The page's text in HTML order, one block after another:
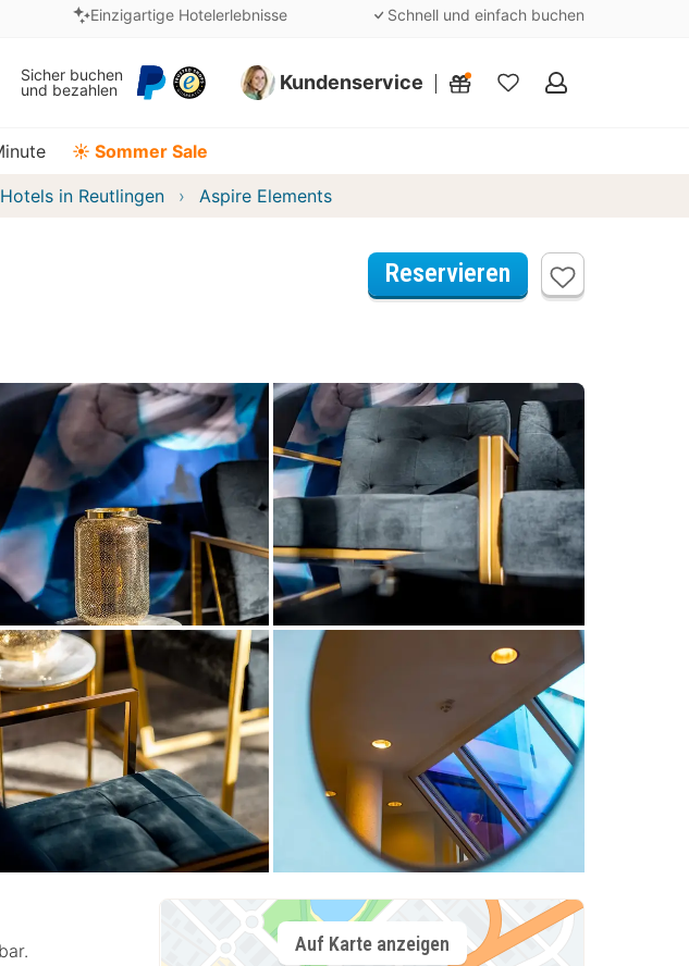
Einzigartige Hotelerlebnisse Schnell und einfach buchen
Sicher buchen
und bezahlen
Kundenservice
Meine
☀️ Sommer Sale
Hotels in Reutlingen Aspire Elements
Reservieren
Auf Karte anzeigen